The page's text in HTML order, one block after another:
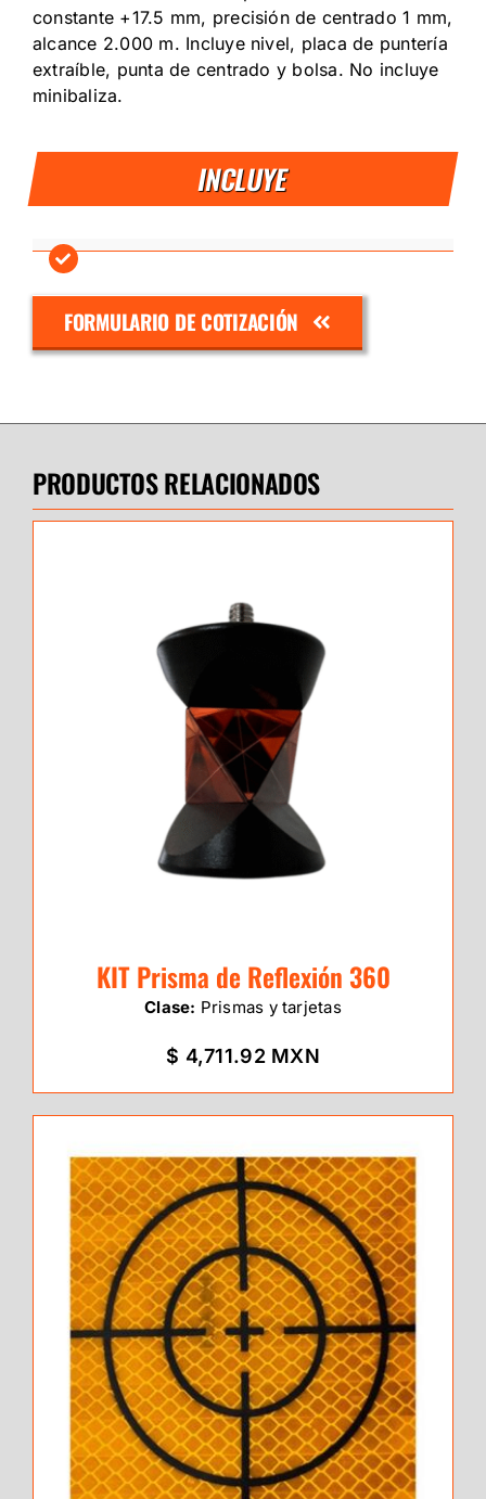
INCLUYE
constante +17.5 mm, precisión de centrado 1 mm,
alcance 2.000 m. Incluye nivel, placa de puntería
extraíble, punta de centrado y bolsa. No incluye
minibaliza.
FORMULARIO DE COTIZACIÓN
PRODUCTOS RELACIONADOS
KIT Prisma de Reflexión 360
Clase: Prismas y tarjetas
$ 4,711.92 MXN